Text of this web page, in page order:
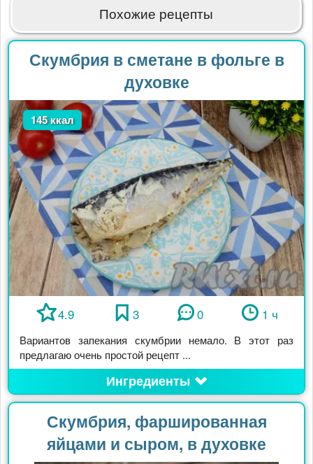
Похожие рецепты
Скумбрия в сметане в фольге в
духовке
145 ккал
4.9 3 0 1 ч
Вариантов запекания скумбрии немало. В этот раз
предлагаю очень простой рецепт ...
Ингредиенты
Скумбрия, фаршированная
яйцами и сыром, в духовке